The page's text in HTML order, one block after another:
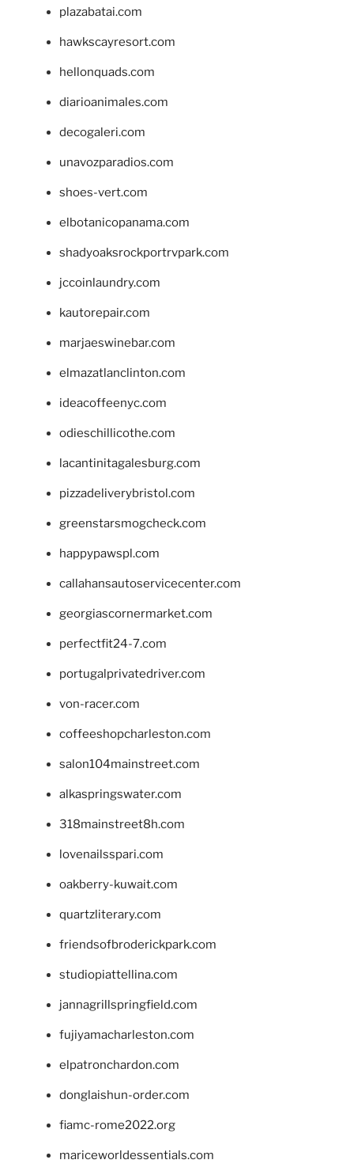
plazabatai.com
hawkscayresort.com
hellonquads.com
diarioanimales.com
decogaleri.com
unavozparadios.com
shoes-vert.com
elbotanicopanama.com
shadyoaksrockportrvpark.com
jccoinlaundry.com
kautorepair.com
marjaeswinebar.com
elmazatlanclinton.com
ideacoffeenyc.com
odieschillicothe.com
lacantinitagalesburg.com
pizzadeliverybristol.com
greenstarsmogcheck.com
happypawspl.com
callahansautoservicecenter.com
georgiascornermarket.com
perfectfit24-7.com
portugalprivatedriver.com
von-racer.com
coffeeshopcharleston.com
salon104mainstreet.com
alkaspringswater.com
318mainstreet8h.com
lovenailsspari.com
oakberry-kuwait.com
quartzliterary.com
friendsofbroderickpark.com
studiopiattellina.com
jannagrillspringfield.com
fujiyamacharleston.com
elpatronchardon.com
donglaishun-order.com
fiamc-rome2022.org
mariceworldessentials.com